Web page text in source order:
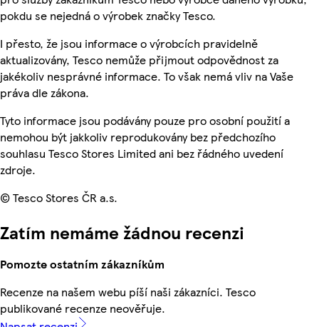
pokdu se nejedná o výrobek značky Tesco.
I přesto, že jsou informace o výrobcích pravidelně
aktualizovány, Tesco nemůže přijmout odpovědnost za
jakékoliv nesprávné informace. To však nemá vliv na Vaše
práva dle zákona.
Tyto informace jsou podávány pouze pro osobní použití a
nemohou být jakkoliv reprodukovány bez předchozího
souhlasu Tesco Stores Limited ani bez řádného uvedení
zdroje.
© Tesco Stores ČR a.s.
Zatím nemáme žádnou recenzi
Pomozte ostatním zákazníkům
Recenze na našem webu píší naši zákazníci. Tesco
publikované recenze neověřuje.